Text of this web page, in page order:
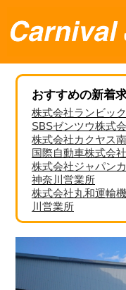
おすすめの新着
株式会社ランビッ
SBSゼンツウ株式
株式会社カクヤス
国際自動車株式会
株式会社ジャパン
神奈川営業所
株式会社丸和運輸
川営業所